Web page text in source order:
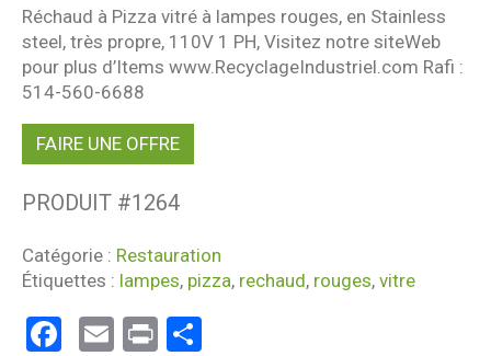
Réchaud à Pizza vitré à lampes rouges, en Stainless
steel, très propre, 110V 1 PH, Visitez notre siteWeb
pour plus d’Items www.RecyclageIndustriel.com Rafi :
514-560-6688
FAIRE UNE OFFRE
PRODUIT #1264
Catégorie : Restauration
Étiquettes : lampes, pizza, rechaud, rouges, vitre
Facebook
Email
Print